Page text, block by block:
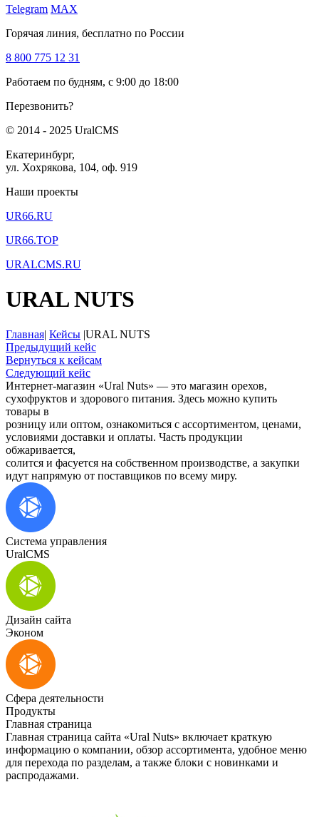
Telegram MAX
Горячая линия, бесплатно по России
8 800 775 12 31
Работаем по будням, с 9:00 до 18:00
Перезвонить?
© 2014 - 2025 UralCMS
Екатеринбург,
ул. Хохрякова, 104, оф. 919
Наши проекты
UR66.RU
UR66.TOP
URALCMS.RU
URAL NUTS
Главная| Кейсы |URAL NUTS
Предыдущий кейс
Вернуться к кейсам
Следующий кейс
Интернет-магазин «Ural Nuts» — это магазин орехов,
сухофруктов и здорового питания. Здесь можно купить
товары в
розницу или оптом, ознакомиться с ассортиментом, ценами,
условиями доставки и оплаты. Часть продукции
обжаривается,
солится и фасуется на собственном производстве, а закупки
идут напрямую от поставщиков по всему миру.
Система управления
UralCMS
Дизайн сайта
Эконом
Сфера деятельности
Продукты
Главная страница
Главная страница сайта «Ural Nuts» включает краткую
информацию о компании, обзор ассортимента, удобное меню
для перехода по разделам, а также блоки с новинками и
распродажами.